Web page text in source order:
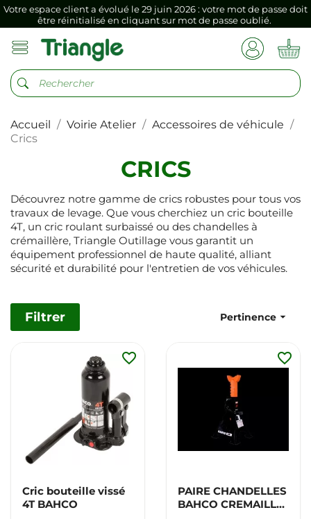
être réinitialisé en cliquant sur mot de passe oublié.
Si vous aviez mémorisé votre précédent mot de passe dans votre
navigateur internet, il doit être réenregistré à la première connexion
vers votre nouvel espace client.
Votre espace client a évolué le 29 juin 2026 : votre mot de passe doit
être réinitialisé en cliquant sur mot de passe oublié.
navigateur internet, il doit être réenregistré à la première connexion
vers votre nouvel espace client.
Accueil Voirie Atelier
Accessoires de véhicule
Crics
CRICS
Découvrez notre gamme de crics robustes pour tous vos
travaux de levage. Que vous cherchiez un cric bouteille
4T, un cric roulant surbaissé ou des chandelles à
crémaillère, Triangle Outillage vous garantit un
équipement professionnel de haute qualité, alliant
sécurité et durabilité pour l'entretien de vos véhicules.
Filtrer Pertinence
Cric bouteille vissé
4T BAHCO
favorite_border
PAIRE CHANDELLES
BAHCO CREMAILL
favorite_border